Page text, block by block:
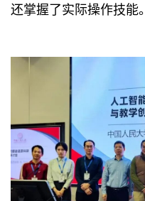
还掌握了实际操作技能。